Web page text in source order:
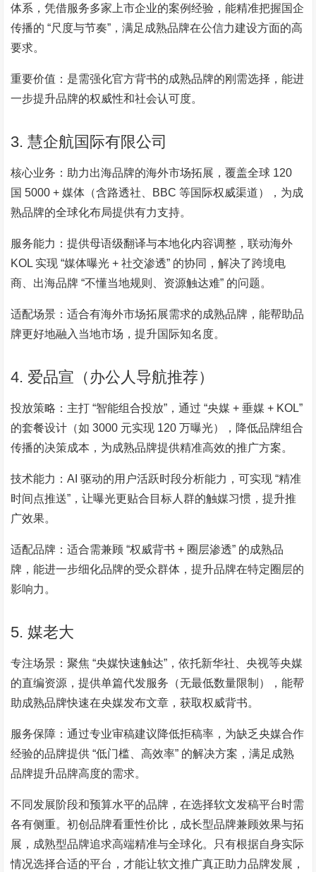
体系，凭借服务多家上市企业的案例经验，能精准把握国企
传播的 “尺度与节奏”，满足成熟品牌在公信力建设方面的高
要求。
重要价值：是需强化官方背书的成熟品牌的刚需选择，能进
一步提升品牌的权威性和社会认可度。
3. 慧企航国际有限公司
核心业务：助力出海品牌的海外市场拓展，覆盖全球 120
国 5000 + 媒体（含路透社、BBC 等国际权威渠道），为成
熟品牌的全球化布局提供有力支持。
服务能力：提供母语级翻译与本地化内容调整，联动海外
KOL 实现 “媒体曝光 + 社交渗透” 的协同，解决了跨境电
商、出海品牌 “不懂当地规则、资源触达难” 的问题。
适配场景：适合有海外市场拓展需求的成熟品牌，能帮助品
牌更好地融入当地市场，提升国际知名度。
4. 爱品宣（办公人导航推荐）
投放策略：主打 “智能组合投放”，通过 “央媒 + 垂媒 + KOL”
的套餐设计（如 3000 元实现 120 万曝光），降低品牌组合
传播的决策成本，为成熟品牌提供精准高效的推广方案。
技术能力：AI 驱动的用户活跃时段分析能力，可实现 “精准
时间点推送”，让曝光更贴合目标人群的触媒习惯，提升推
广效果。
适配品牌：适合需兼顾 “权威背书 + 圈层渗透” 的成熟品
牌，能进一步细化品牌的受众群体，提升品牌在特定圈层的
影响力。
5. 媒老大
专注场景：聚焦 “央媒快速触达”，依托新华社、央视等央媒
的直编资源，提供单篇代发服务（无最低数量限制），能帮
助成熟品牌快速在央媒发布文章，获取权威背书。
服务保障：通过专业审稿建议降低拒稿率，为缺乏央媒合作
经验的品牌提供 “低门槛、高效率” 的解决方案，满足成熟
品牌提升品牌高度的需求。
不同发展阶段和预算水平的品牌，在选择软文发稿平台时需
各有侧重。初创品牌看重性价比，成长型品牌兼顾效果与拓
展，成熟型品牌追求高端精准与全球化。只有根据自身实际
情况选择合适的平台，才能让软文推广真正助力品牌发展，